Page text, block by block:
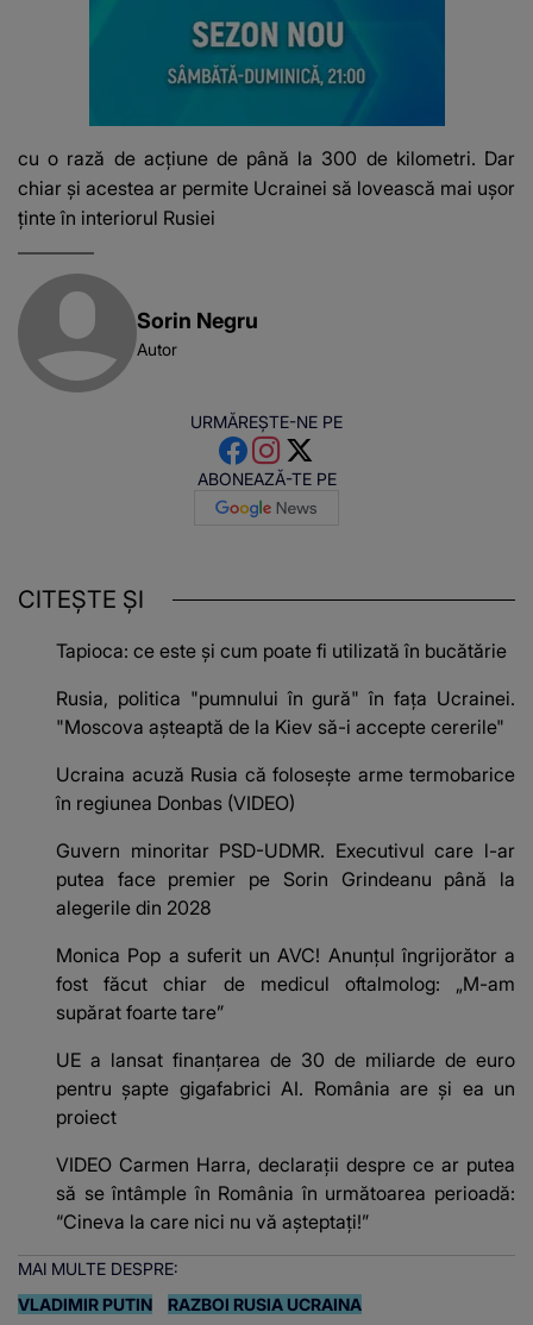
cu o rază de acţiune de până la 300 de kilometri. Dar
chiar şi acestea ar permite Ucrainei să lovească mai uşor
ţinte în interiorul Rusiei
Sorin Negru
Autor
URMĂREȘTE-NE PE
ABONEAZĂ-TE PE
CITEȘTE ȘI
Tapioca: ce este și cum poate fi utilizată în bucătărie
Rusia, politica "pumnului în gură" în fața Ucrainei.
"Moscova aşteaptă de la Kiev să-i accepte cererile"
Ucraina acuză Rusia că folosește arme termobarice
în regiunea Donbas (VIDEO)
Guvern minoritar PSD-UDMR. Executivul care l-ar
putea face premier pe Sorin Grindeanu până la
alegerile din 2028
Monica Pop a suferit un AVC! Anunțul îngrijorător a
fost făcut chiar de medicul oftalmolog: „M-am
supărat foarte tare”
UE a lansat finanțarea de 30 de miliarde de euro
pentru șapte gigafabrici AI. România are și ea un
proiect
VIDEO Carmen Harra, declarații despre ce ar putea
să se întâmple în România în următoarea perioadă:
“Cineva la care nici nu vă așteptați!”
MAI MULTE DESPRE:
VLADIMIR PUTIN
RAZBOI RUSIA UCRAINA